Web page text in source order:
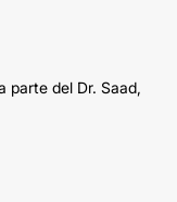
parte del Dr. Saad,